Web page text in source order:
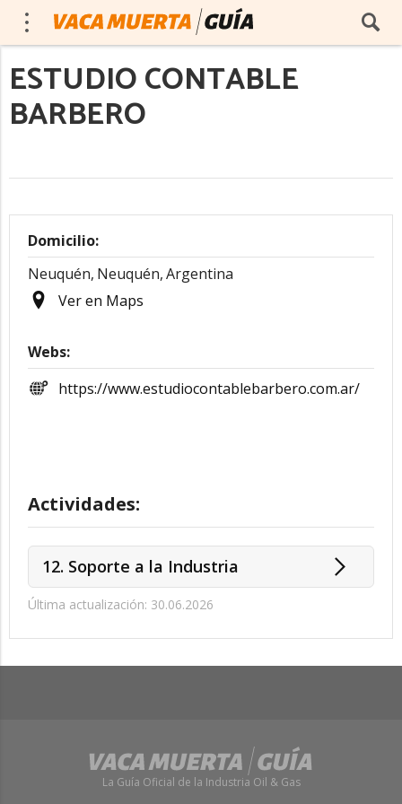
ESTUDIO CONTABLE
BARBERO
Domicilio:
Neuquén, Neuquén,Argentina
Ver en Maps
Webs:
https://www.estudiocontablebarbero.com.ar/
Actividades:
12. Soporte a la Industria
Última actualización: 30.06.2026
La Guía Oficial de la Industria Oil & Gas